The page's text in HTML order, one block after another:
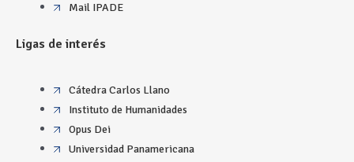
Mail IPADE
Ligas de interés
Cátedra Carlos Llano
Instituto de Humanidades
Opus Dei
Universidad Panamericana